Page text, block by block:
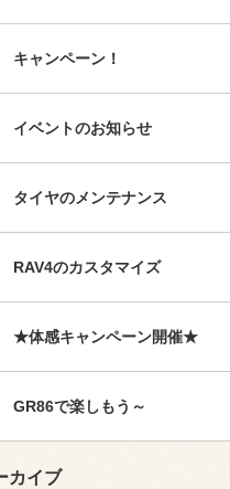
キャンペーン！
イベントのお知らせ
タイヤのメンテナンス
RAV4のカスタマイズ
★体感キャンペーン開催★
GR86で楽しもう～
カイブ